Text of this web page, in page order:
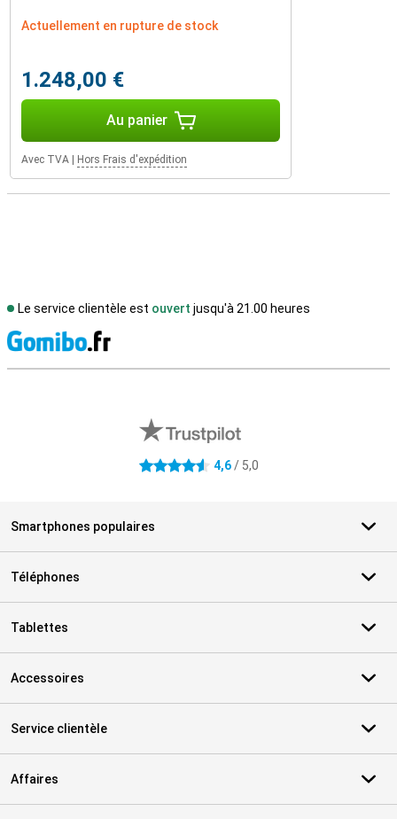
Actuellement en rupture de stock
1.248,00 €
Au panier
Avec TVA Hors Frais d'expédition
Le service clientèle est ouvert jusqu'à 21.00 heures
4.6 étoiles 4,6/ 5,0
Smartphones populaires
Téléphones
Tablettes
Accessoires
Service clientèle
Affaires